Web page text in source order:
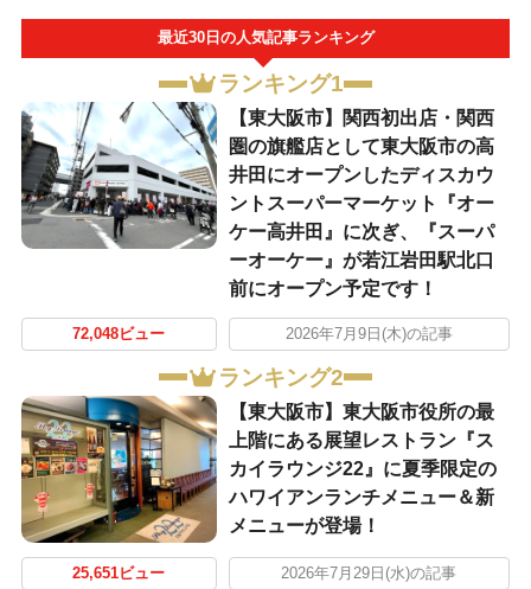
最近30日の人気記事ランキング
ランキング1
【東大阪市】関西初出店・関西
圏の旗艦店として東大阪市の高
井田にオープンしたディスカウ
ントスーパーマーケット『オー
ケー高井田』に次ぎ、『スーパ
ーオーケー』が若江岩田駅北口
前にオープン予定です！
72,048ビュー 2026年7月9日(木)の記事
ランキング2
【東大阪市】東大阪市役所の最
上階にある展望レストラン『ス
カイラウンジ22』に夏季限定の
ハワイアンランチメニュー＆新
メニューが登場！
25,651ビュー 2026年7月29日(水)の記事